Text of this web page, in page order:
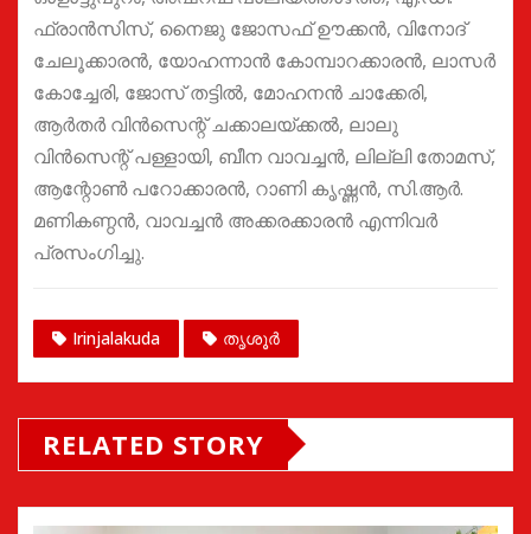
ഫ്രാൻസിസ്, നൈജു ജോസഫ് ഊക്കൻ, വിനോദ്
ചേലൂക്കാരൻ, യോഹന്നാൻ കോമ്പാറക്കാരൻ, ലാസർ
കോച്ചേരി, ജോസ് തട്ടിൽ, മോഹനൻ ചാക്കേരി,
ആർതർ വിൻസെന്റ് ചക്കാലയ്ക്കൽ, ലാലു
വിൻസെന്റ് പള്ളായി, ബീന വാവച്ചൻ, ലില്ലി തോമസ്,
ആന്റോൺ പറോക്കാരൻ, റാണി കൃഷ്ണൻ, സി.ആർ.
മണികണ്ഠൻ, വാവച്ചൻ അക്കരക്കാരൻ എന്നിവർ
പ്രസംഗിച്ചു.
Irinjalakuda തൃശൂർ
RELATED STORY